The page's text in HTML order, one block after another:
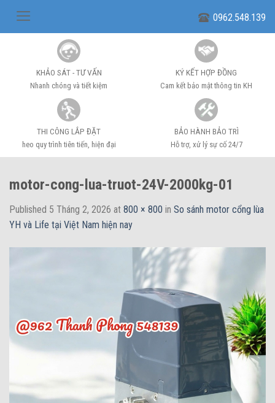
0962.548.139
KHẢO SÁT - TƯ VẤN
Nhanh chóng và tiết kiệm
KÝ KẾT HỢP ĐỒNG
Cam kết bảo mật thông tin KH
THI CÔNG LẮP ĐẶT
heo quy trình tiên tiến, hiện đại
BẢO HÀNH BẢO TRÌ
Hỗ trợ, xử lý sự cố 24/7
motor-cong-lua-truot-24V-2000kg-01
Published 5 Tháng 2, 2026 at 800 × 800 in So sánh motor cổng lùa
YH và Life tại Việt Nam hiện nay